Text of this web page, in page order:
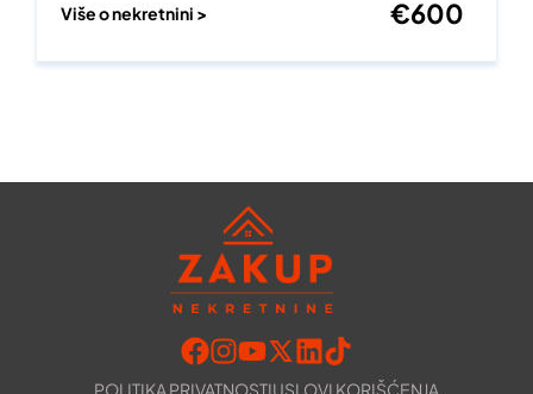
Više o nekretnini > €600
POLITIKA PRIVATNOSTIUSLOVI KORIŠĆENJA